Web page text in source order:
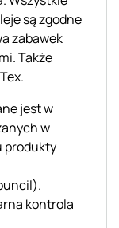
są zgodne
zabawek
Także
jest w
w
produkty
).
kontrola